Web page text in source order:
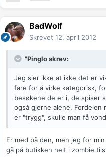
BadWolf
Skrevet 12. april 2012
"Pinglo skrev:
Jeg sier ikke at ikke det er
fare for å virke kategorisk,
besøkene de er i, de spiser
også gjerne alene. Fordelen
er "trygg", skulle man få
Er med på den, men jeg for
gå på butikken helt i zombie